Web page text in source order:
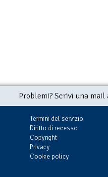
Problemi? Scrivi una
Termini del servizio
Diritto di recesso
Copyright
Privacy
Cookie policy